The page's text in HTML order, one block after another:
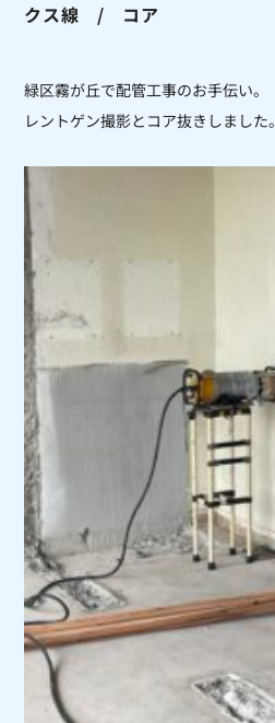
クス線 / コア
緑区霧が丘で配管工事のお手伝い。
レントゲン撮影とコア抜きしました。